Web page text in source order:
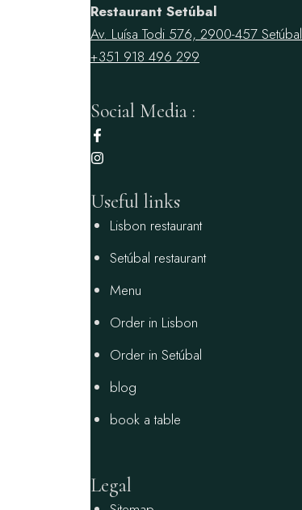
Restaurant Setúbal
Av. Luísa Todi 576, 2900-457 Setúbal
+351 918 496 299
Social Media :
Useful links
Lisbon restaurant
Setúbal restaurant
Menu
Order in Lisbon
Order in Setúbal
blog
book a table
Legal